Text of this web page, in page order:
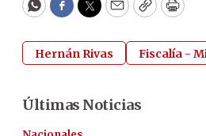
WhatsApp
Facebook
Twitter
EmailCopyPrint
Hernán Rivas Fiscalía -
Últimas Noticias